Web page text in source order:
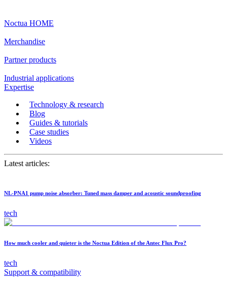
Noctua HOME
Merchandise
Partner products
Industrial applications
Expertise
Technology & research
Blog
Guides & tutorials
Case studies
Videos
Latest articles:
NL-PNA1 pump noise absorber: Tuned mass damper and acoustic soundproofing
tech
How much cooler and quieter is the Noctua Edition of the Antec Flux Pro?
tech
Support & compatibility